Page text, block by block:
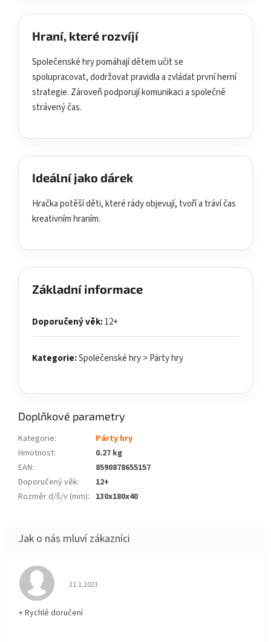
Hraní, které rozvíjí
Společenské hry pomáhají dětem učit se
spolupracovat, dodržovat pravidla a zvládat první herní
strategie. Zároveň podporují komunikaci a společně
strávený čas.
Ideální jako dárek
Hračka potěší děti, které rády objevují, tvoří a tráví čas
kreativním hraním.
Základní informace
Doporučený věk:12+
Kategorie:Společenské hry > Párty hry
Doplňkové parametry
Kategorie:
Párty hry
Hmotnost:
0.27 kg
EAN:
8590878655157
Doporučený věk:
12+
Rozměr d/š/v (mm): 130x180x40
Hodnocení obchodu je 5 z 5 hvězdiček.
21.1.2023
+ Rychlé doručení